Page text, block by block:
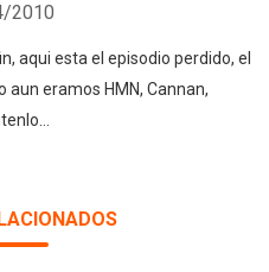
2010
aqui esta el episodio perdido, el
eramos HMN, Cannan,